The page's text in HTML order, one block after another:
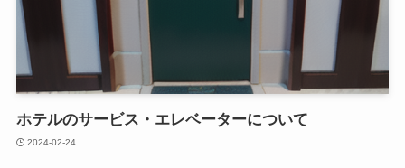
ホテルのサービス・エレベーターについて
2024-02-24